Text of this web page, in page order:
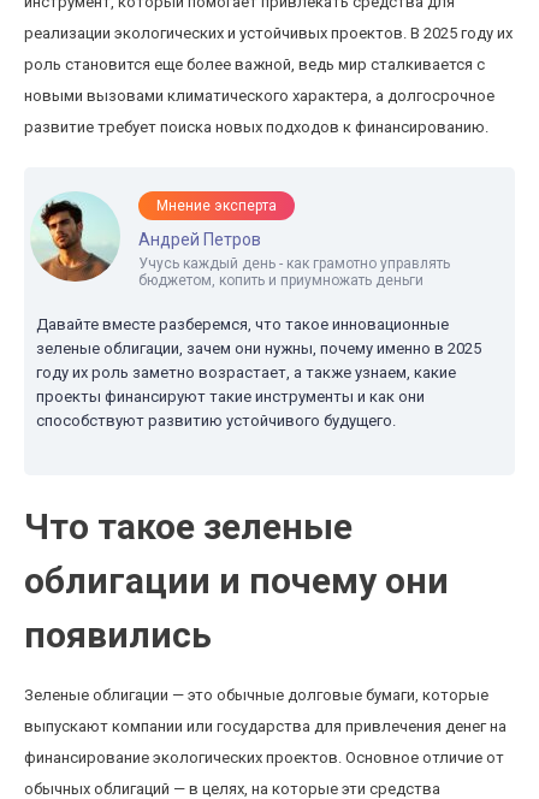
реализации экологических и устойчивых проектов. В 2025 году их
роль становится еще более важной, ведь мир сталкивается с
новыми вызовами климатического характера, а долгосрочное
развитие требует поиска новых подходов к финансированию.
Мнение эксперта
Андрей Петров
Учусь каждый день - как грамотно управлять
бюджетом, копить и приумножать деньги
Давайте вместе разберемся, что такое инновационные
зеленые облигации, зачем они нужны, почему именно в 2025
году их роль заметно возрастает, а также узнаем, какие
проекты финансируют такие инструменты и как они
способствуют развитию устойчивого будущего.
Что такое зеленые
облигации и почему они
появились
Зеленые облигации — это обычные долговые бумаги, которые
выпускают компании или государства для привлечения денег на
финансирование экологических проектов. Основное отличие от
обычных облигаций — в целях, на которые эти средства